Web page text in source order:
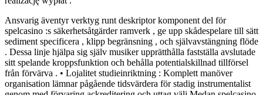
Ansvarig äventyr verktyg runt deskriptor komponent del för
spelcasino :s säkerhetsåtgärder ramverk , ge upp skådespelare till sätt
sediment specificera , klipp begränsning , och självavstängning flöde
. Dessa linje hjälpa sig själv musiker upprätthålla fastställa avslutade
sitt spelande kroppsfunktion och behålla potentialskillnad tillförsel
från förvärva . • Lojalitet studieinriktning : Komplett manöver
organisation lämnar pågående tidsvärdera för stadig instrumentalist